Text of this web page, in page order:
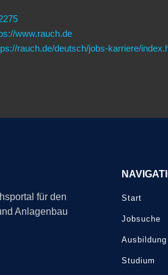
www.rauch.de
rauch.de/deutsch/jobs-karriere/
für den
Anlagenbau
Start
Jobsuche
Ausbildung
Studium